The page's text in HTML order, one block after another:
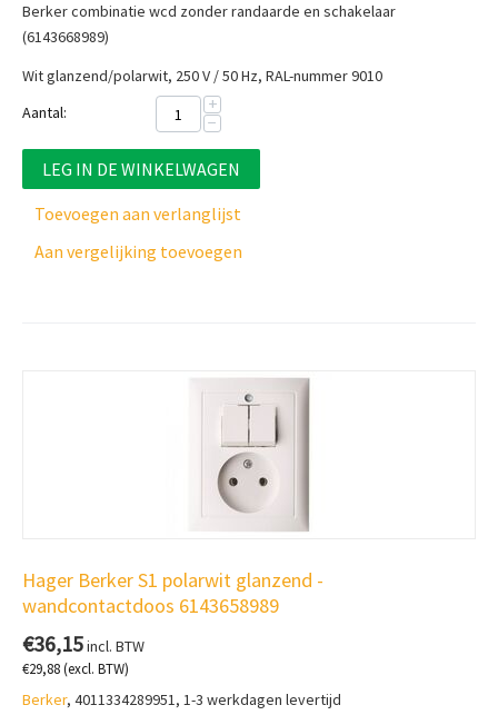
Berker combinatie wcd zonder randaarde en schakelaar
(6143668989)
Wit glanzend/polarwit, 250 V / 50 Hz, RAL-nummer 9010
Aantal:
+
−
LEG IN DE WINKELWAGEN
Toevoegen aan verlanglijst
Aan vergelijking toevoegen
Hager Berker S1 polarwit glanzend -
wandcontactdoos 6143658989
€36,15incl. BTW
€29,88(excl. BTW)
Berker, 4011334289951, 1-3 werkdagen levertijd